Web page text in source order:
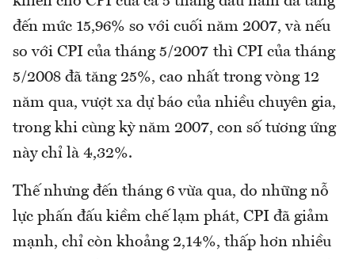
đến mức 15,96% so với cuối năm 2007, và nếu
so với CPI của tháng 5/2007 thì CPI của tháng
5/2008 đã tăng 25%, cao nhất trong vòng 12
năm qua, vượt xa dự báo của nhiều chuyên gia,
trong khi cùng kỳ năm 2007, con số tương ứng
này chỉ là 4,32%.
Thế nhưng đến tháng 6 vừa qua, do những nỗ
lực phấn đấu kiềm chế lạm phát, CPI đã giảm
mạnh, chỉ còn khoảng 2,14%, thấp hơn nhiều